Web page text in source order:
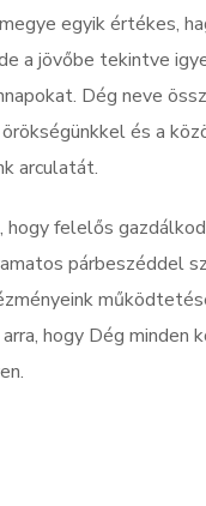
egyik értékes,
a jövőbe tekintve
Dég neve
és a
arculatát.
hogy felelős
párbeszéddel
hogy Dég minden